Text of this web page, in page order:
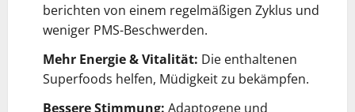
berichten von einem regelmäßigen Zyklus und
weniger PMS-Beschwerden.
Mehr Energie & Vitalität: Die enthaltenen
Superfoods helfen, Müdigkeit zu bekämpfen.
Bessere Stimmung: Adaptogene und